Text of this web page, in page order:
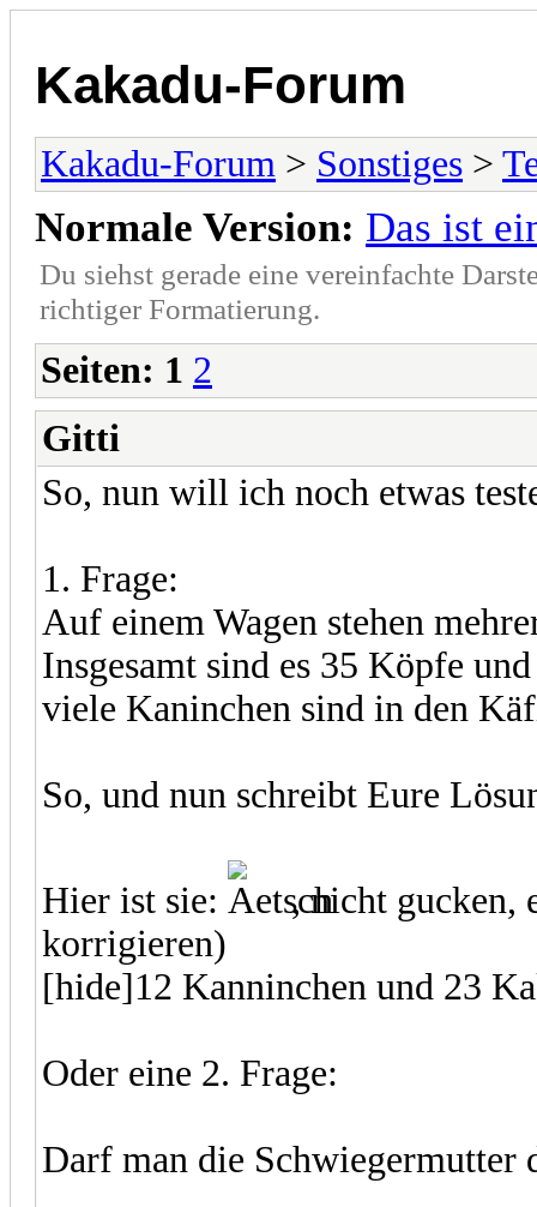
Kakadu-Forum
Kakadu-Forum > Sonstiges >
Normale Version: Das ist
Du siehst gerade eine vereinfachte
richtiger Formatierung.
Seiten: 1 2
Gitti
So, nun will ich noch etwas
1. Frage:
Auf einem Wagen stehen
Insgesamt sind es 35 Köpfe
viele Kaninchen sind in den
So, und nun schreibt Eure
Hier ist sie:
, nicht gucken,
korrigieren)
[hide]12 Kanninchen und 23
Oder eine 2. Frage:
Darf man die Schwiegermutter